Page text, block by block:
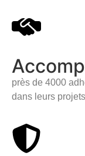
près de 4000
dans leurs